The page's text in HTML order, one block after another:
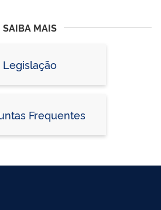
SAIBA MAIS
Legislação
Frequentes